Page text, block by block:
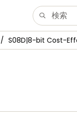
S08D|8-bit Cost-